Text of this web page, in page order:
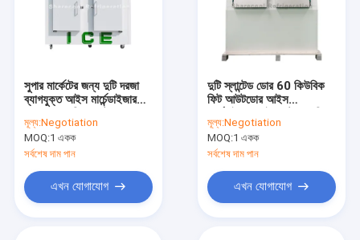
সুপার মার্কেটের জন্য দুটি দরজা
ব্যাগযুক্ত আইস মার্চেন্ডাইজার
মূল্য:Negotiation
MOQ:1 একক
সর্বশেষ দাম পান
এখন যোগাযোগ
দুটি স্লান্টেড ডোর 60 কিউবিক
ফিট আউটডোর আইস
ফ্রিজার
মূল্য:Negotiation
MOQ:1 একক
সর্বশেষ দাম পান
এখন যোগাযোগ